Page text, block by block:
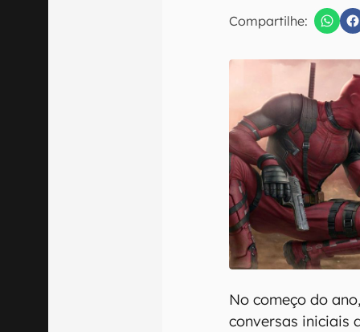
Compartilhe:
Confirmo
No começo do
conversas iniciais